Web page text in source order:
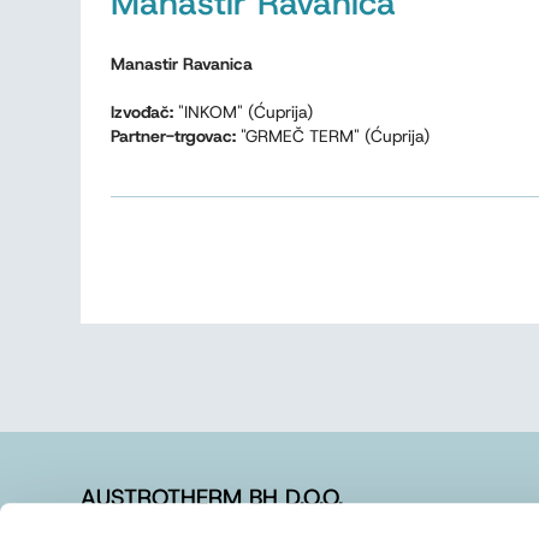
Manastir Ravanica
Izvođač: "INKOM" (Ćuprija)
Partner-trgovac: "GRMEČ TERM" (Ćuprija)
AUSTROTHERM BH D.O.O.